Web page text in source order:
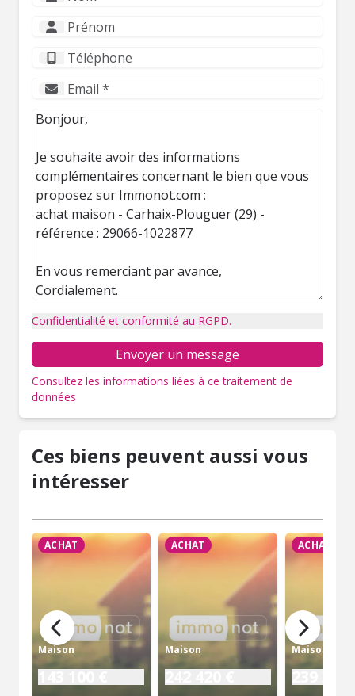
Confidentialité et conformité au RGPD.
Envoyer un message
Consultez les informations liées à ce traitement de
données
Ces biens peuvent aussi vous
intéresser
ACHAT
Maison
ACHAT
Maison
ACHAT
Maison